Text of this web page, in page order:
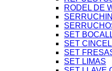
RODEL DE
SERRUCHIN
SET
SET
SET
SET LIMAS